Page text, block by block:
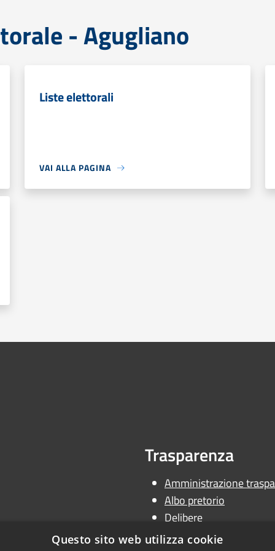
- Agugliano
Liste elettorali
VAI ALLA PAGINA
Trasparenza
Amministrazione
Albo pretorio
Delibere
Determine
Questo sito web utilizza cookie